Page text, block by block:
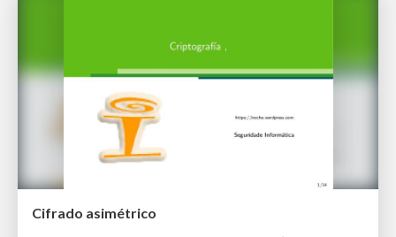
Cifrado asimétrico